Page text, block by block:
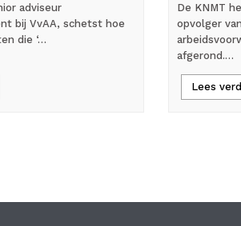
adviseur
bij VvAA, schetst hoe
die ‘…
De KNMT
opvolger
afgerond.…
Lees